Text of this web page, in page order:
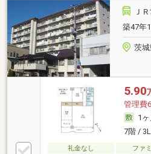
Ｊ
築47年
茨城
5.90
管理費
1ヶ
7階 /
礼金なし ファ